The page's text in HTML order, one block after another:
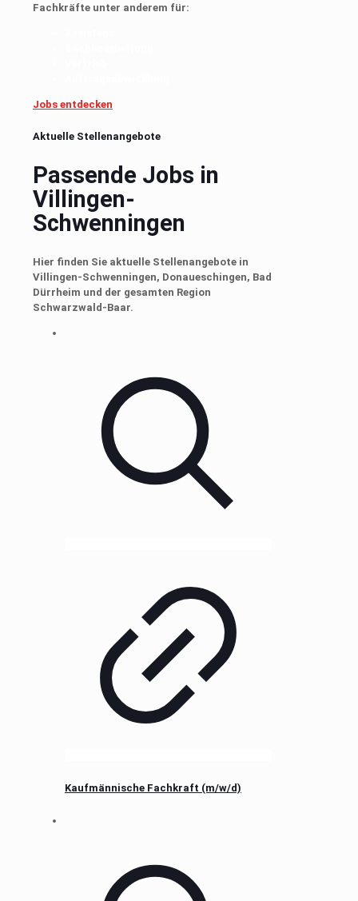
Fachkräfte unter anderem für:
Jobs entdecken
Aktuelle Stellenangebote
Passende Jobs in
Villingen-
Schwenningen
Hier finden Sie aktuelle Stellenangebote in
Villingen-Schwenningen, Donaueschingen, Bad
Dürrheim und der gesamten Region
Schwarzwald-Baar.
Kaufmännische Fachkraft (m/w/d)